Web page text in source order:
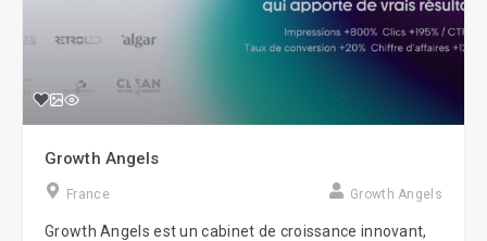
Growth Angels
France Growth Angels
Growth Angels est un cabinet de croissance innovant,